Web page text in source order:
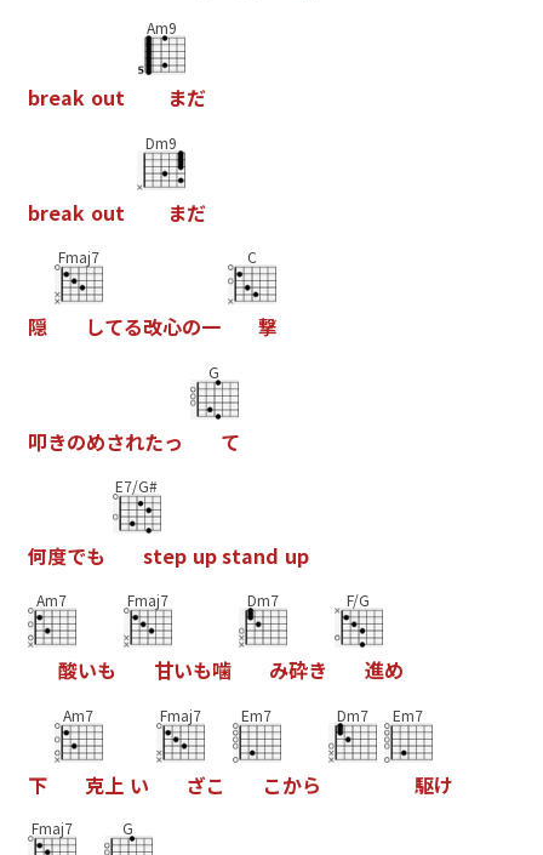
break out
Am9
まだ
break out
Dm9
まだ
隠
Fmaj7
してる改心の一
C
撃
叩きのめされたっ
G
て
何度でも
E7/G#
step upstand up
Am7
酸いも
Fmaj7
甘いも噛
Dm7
み砕き
F/G
進め
下
Am7
克上 い
Fmaj7
ざこ
Em7
こから
Dm7 Em7
駆け
Fmaj7 G